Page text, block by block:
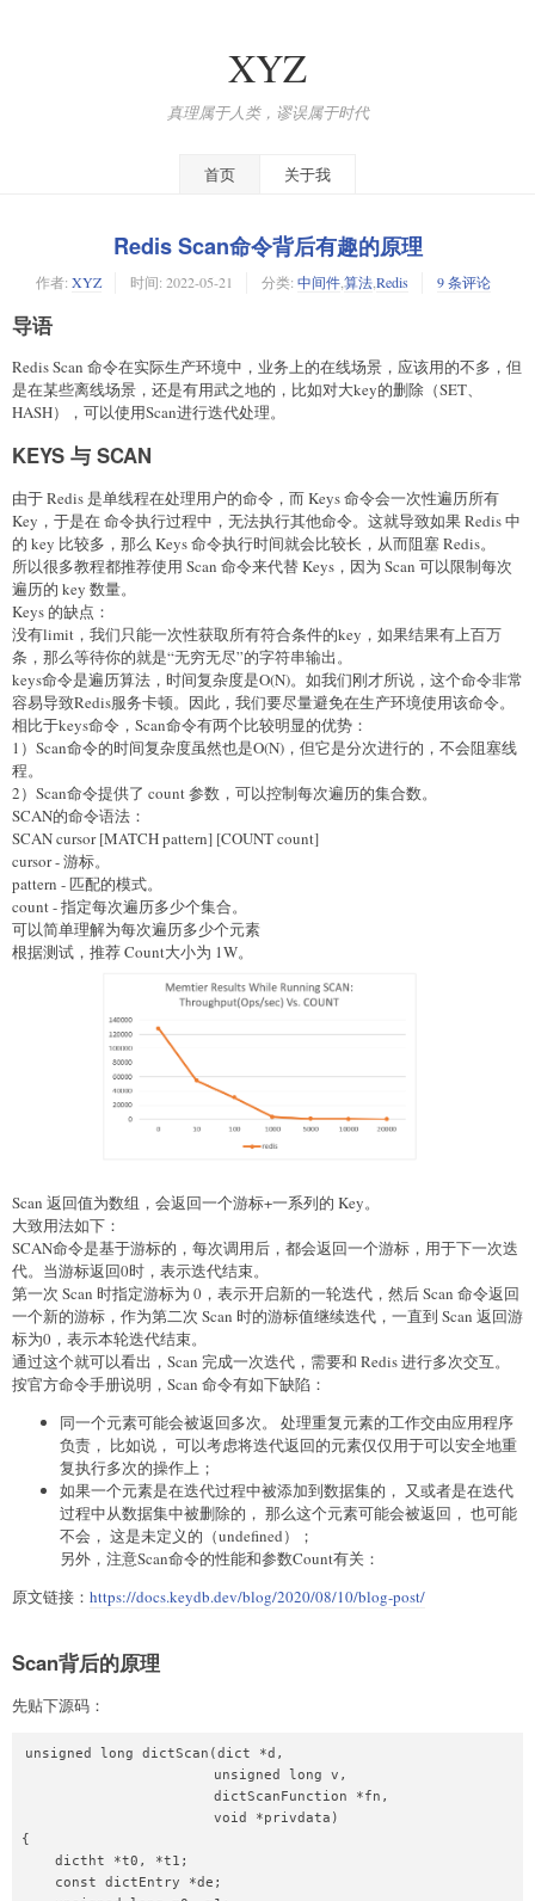
XYZ
真理属于人类，谬误属于时代
首页 关于我
Redis Scan命令背后有趣的原理
作者: XYZ 时间: 2022-05-21 分类: 中间件,算法,Redis 9 条评论
导语
Redis Scan 命令在实际生产环境中，业务上的在线场景，应该用的不多，但
是在某些离线场景，还是有用武之地的，比如对大key的删除（SET、
HASH），可以使用Scan进行迭代处理。
KEYS 与 SCAN
由于 Redis 是单线程在处理用户的命令，而 Keys 命令会一次性遍历所有
Key，于是在 命令执行过程中，无法执行其他命令。这就导致如果 Redis 中
的 key 比较多，那么 Keys 命令执行时间就会比较长，从而阻塞 Redis。
所以很多教程都推荐使用 Scan 命令来代替 Keys，因为 Scan 可以限制每次
遍历的 key 数量。
Keys 的缺点：
没有limit，我们只能一次性获取所有符合条件的key，如果结果有上百万
条，那么等待你的就是“无穷无尽”的字符串输出。
keys命令是遍历算法，时间复杂度是O(N)。如我们刚才所说，这个命令非常
容易导致Redis服务卡顿。因此，我们要尽量避免在生产环境使用该命令。
相比于keys命令，Scan命令有两个比较明显的优势：
1）Scan命令的时间复杂度虽然也是O(N)，但它是分次进行的，不会阻塞线
程。
2）Scan命令提供了 count 参数，可以控制每次遍历的集合数。
SCAN的命令语法：
SCAN cursor [MATCH pattern] [COUNT count]
cursor - 游标。
pattern - 匹配的模式。
count - 指定每次遍历多少个集合。
可以简单理解为每次遍历多少个元素
根据测试，推荐 Count大小为 1W。
Scan 返回值为数组，会返回一个游标+一系列的 Key。
大致用法如下：
SCAN命令是基于游标的，每次调用后，都会返回一个游标，用于下一次迭
代。当游标返回0时，表示迭代结束。
第一次 Scan 时指定游标为 0，表示开启新的一轮迭代，然后 Scan 命令返回
一个新的游标，作为第二次 Scan 时的游标值继续迭代，一直到 Scan 返回游
标为0，表示本轮迭代结束。
通过这个就可以看出，Scan 完成一次迭代，需要和 Redis 进行多次交互。
按官方命令手册说明，Scan 命令有如下缺陷：
同一个元素可能会被返回多次。 处理重复元素的工作交由应用程序
负责， 比如说， 可以考虑将迭代返回的元素仅仅用于可以安全地重
复执行多次的操作上；
如果一个元素是在迭代过程中被添加到数据集的， 又或者是在迭代
过程中从数据集中被删除的， 那么这个元素可能会被返回， 也可能
不会， 这是未定义的（undefined）；
另外，注意Scan命令的性能和参数Count有关：
原文链接： https://docs.keydb.dev/blog/2020/08/10/blog-post/
Scan背后的原理
先贴下源码：
unsigned long dictScan(dict *d,
{